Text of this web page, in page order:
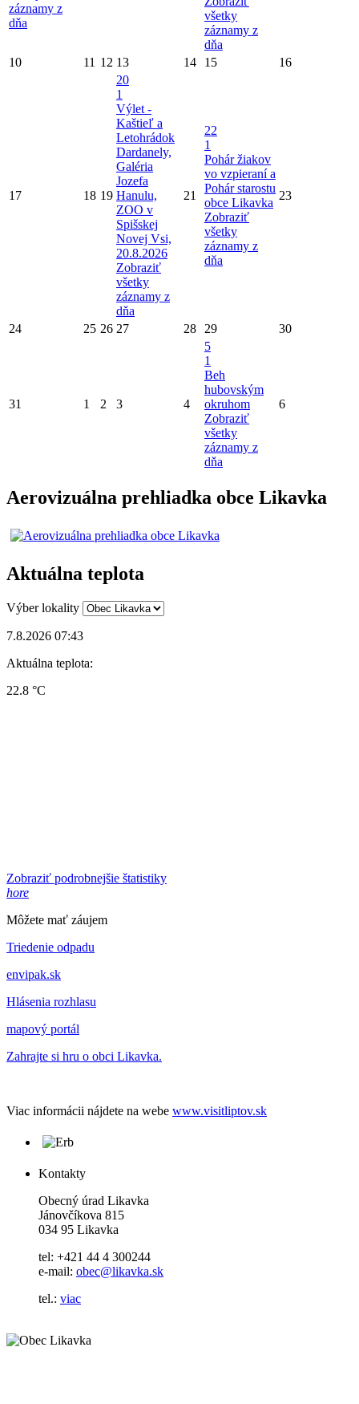
záznamy z
dňa
všetky
záznamy z
dňa
10 11 12 13 14 15 16
17 18 19
20
1
Výlet -
Kaštieľ a
Letohrádok
Dardanely,
Galéria
Jozefa
Hanulu,
ZOO v
Spišskej
Novej Vsi,
20.8.2026
Zobraziť
všetky
záznamy z
dňa
21
22
1
Pohár žiakov
vo vzpieraní a
Pohár starostu
obce Likavka
Zobraziť
všetky
záznamy z
dňa
23
24 25 26 27 28 29 30
31 1 2 3 4
5
1
Beh
hubovským
okruhom
Zobraziť
všetky
záznamy z
dňa
6
Aerovizuálna prehliadka obce Likavka
Aktuálna teplota
Výber lokality
7.8.2026 07:43
Aktuálna teplota:
22.8 °C
Zobraziť podrobnejšie štatistiky
hore
Môžete mať záujem
Triedenie odpadu
envipak.sk
Hlásenia rozhlasu
mapový portál
Zahrajte si hru o obci Likavka.
Viac informácii nájdete na webe www.visitliptov.sk
Kontakty
Obecný úrad Likavka
Jánovčíkova 815
034 95 Likavka
tel: +421 44 4 300244
e-mail: obec@likavka.sk
tel.: viac